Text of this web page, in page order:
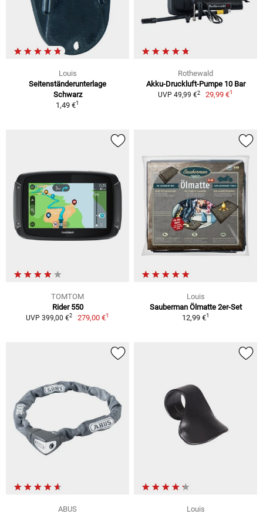
Louis
Seitenständerunterlage
Schwarz
1,49 €1
Rothewald
Akku-Druckluft-Pumpe 10 Bar
UVP 49,99 €2 29,99 €1
TOMTOM
Rider 550
UVP 399,00 €2 279,00 €1
Louis
Sauberman Ölmatte 2er-Set
12,99 €1
ABUS
Louis